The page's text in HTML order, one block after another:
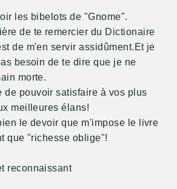
les bibelots de "Gnome".
de te remercier du Dictionaire
de m'en servir assidûment.Et je
besoin de te dire que je ne
morte.
de pouvoir satisfaire à vos plus
meilleures élans!
le devoir que m'impose le livre
que "richesse oblige"!
reconnaissant